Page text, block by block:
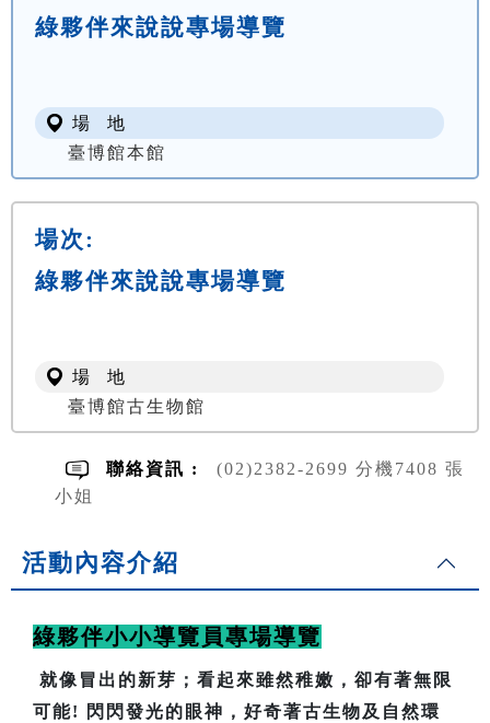
綠夥伴來說說專場導覽
場 地
臺博館本館
場次:
綠夥伴來說說專場導覽
場 地
臺博館古生物館
聯絡資訊 :
(02)2382-2699 分機7408 張
小姐
活動內容介紹
綠夥伴小小導覽員專場導覽
就像冒出的新芽；看起來雖然稚嫩，卻有著無限
可能! 閃閃發光的眼神，好奇著古生物及自然環